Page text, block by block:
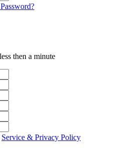
then a minute
Service & Privacy Policy